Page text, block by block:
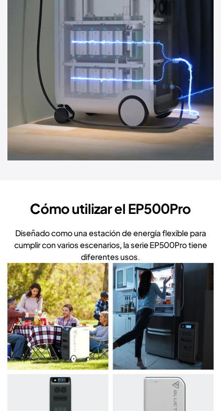
Cómo utilizar el EP500Pro
Diseñado como una estación de energía flexible para
cumplir con varios escenarios, la serie EP500Pro tiene
diferentes usos.